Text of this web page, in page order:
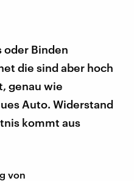
oder Binden
die sind aber hoch
genau wie
Auto. Widerstand
kommt aus
von